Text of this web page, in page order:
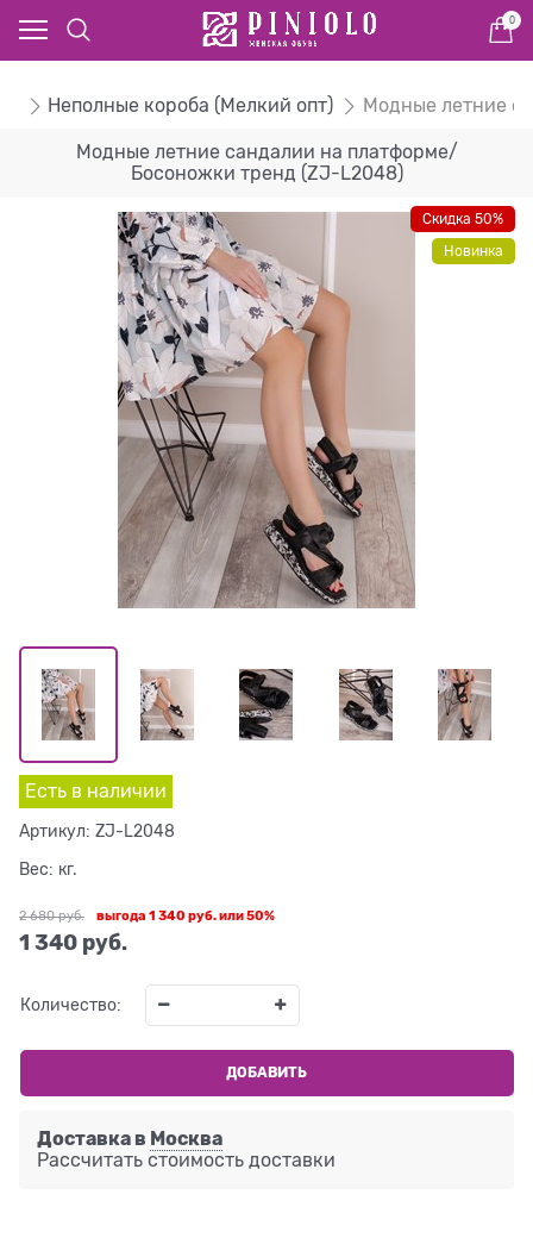
0
Неполные короба (Мелкий опт) Модные летние
Модные летние сандалии на платформе/
Босоножки тренд (ZJ-L2048)
Скидка 50%
Новинка
Есть в наличии
Артикул: ZJ-L2048
Вес: кг.
2 680 руб.
1 340 руб.
выгода 1 340 руб.или50%
Количество:
ДОБАВИТЬ
Доставка в Москва
Рассчитать стоимость доставки